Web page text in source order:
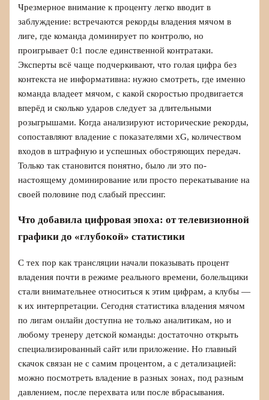
Чрезмерное внимание к проценту легко вводит в
заблуждение: встречаются рекорды владения мячом в
лиге, где команда доминирует по контролю, но
проигрывает 0:1 после единственной контратаки.
Эксперты всё чаще подчеркивают, что голая цифра без
контекста не информативна: нужно смотреть, где именно
команда владеет мячом, с какой скоростью продвигается
вперёд и сколько ударов следует за длительными
розыгрышами. Когда анализируют исторические рекорды,
сопоставляют владение с показателями xG, количеством
входов в штрафную и успешных обостряющих передач.
Только так становится понятно, было ли это по-
настоящему доминирование или просто перекатывание на
своей половине под слабый прессинг.
Что добавила цифровая эпоха: от телевизионной
графики до «глубокой» статистики
С тех пор как трансляции начали показывать процент
владения почти в режиме реального времени, болельщики
стали внимательнее относиться к этим цифрам, а клубы —
к их интерпретации. Сегодня статистика владения мячом
по лигам онлайн доступна не только аналитикам, но и
любому тренеру детской команды: достаточно открыть
специализированный сайт или приложение. Но главный
скачок связан не с самим процентом, а с детализацией:
можно посмотреть владение в разных зонах, под разным
давлением, после перехвата или после вбрасывания.